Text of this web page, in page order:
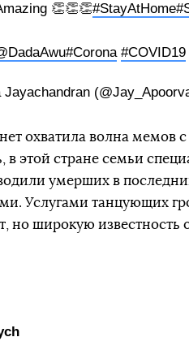
👏👏👏#StayAtHome
#Corona #COVID19
охватила волна
в этой стране семьи
умерших в
Услугами танцующих
но широкую известность